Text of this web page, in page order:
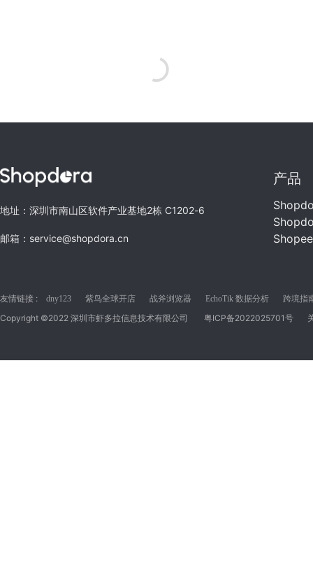
地址：深圳市南山区软件产业基地2栋 C1202-6
邮箱：service@shopdora.cn
产品
友情链接 : dny123 紫鸟全球开店 战斧浏览器 EchoTik 数据分析 跨境指
Copyright ©2022 深圳市虾多拉信息技术有限公司 粤ICP备2022025701号